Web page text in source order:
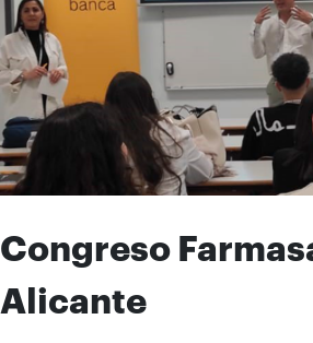
Congreso
Alicante